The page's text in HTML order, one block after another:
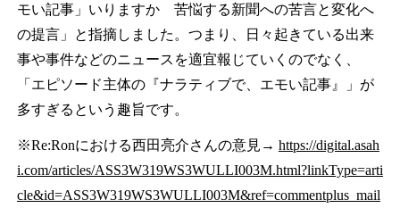
モい記事」いりますか 苦悩する新聞への苦言と変化へ
の提言」と指摘しました。つまり、日々起きている出来
事や事件などのニュースを適宜報じていくのでなく、
「エピソード主体の『ナラティブで、エモい記事』」が
多すぎるという趣旨です。
※Re:Ronにおける西田亮介さんの意見→ https://digital.asah
i.com/articles/ASS3W319WS3WULLI003M.html?linkType=arti
cle&id=ASS3W319WS3WULLI003M&ref=commentplus_mail